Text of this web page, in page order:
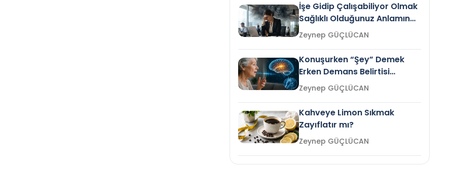
İşe Gidip Çalışabiliyor Olmak
Sağlıklı Olduğunuz Anlamına
Gelir mi?Zeynep GÜÇLÜCAN
Konuşurken “Şey” Demek
Erken Demans Belirtisi
Olabilir mi?Zeynep GÜÇLÜCAN
Kahveye Limon Sıkmak
Zayıflatır mı?
Zeynep GÜÇLÜCAN